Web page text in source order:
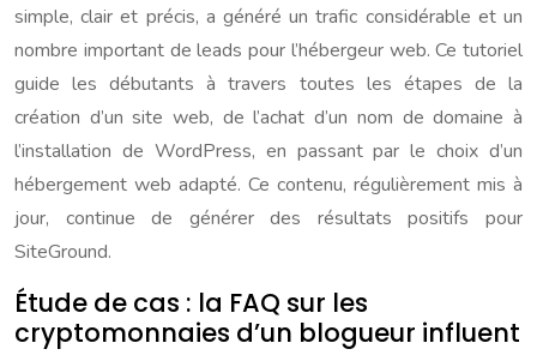
simple, clair et précis, a généré un trafic considérable et un
nombre important de leads pour l’hébergeur web. Ce tutoriel
guide les débutants à travers toutes les étapes de la
création d’un site web, de l’achat d’un nom de domaine à
l’installation de WordPress, en passant par le choix d’un
hébergement web adapté. Ce contenu, régulièrement mis à
jour, continue de générer des résultats positifs pour
SiteGround.
Étude de cas : la FAQ sur les
cryptomonnaies d’un blogueur influent